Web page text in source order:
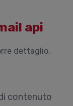
api
dettaglio,
contenuto